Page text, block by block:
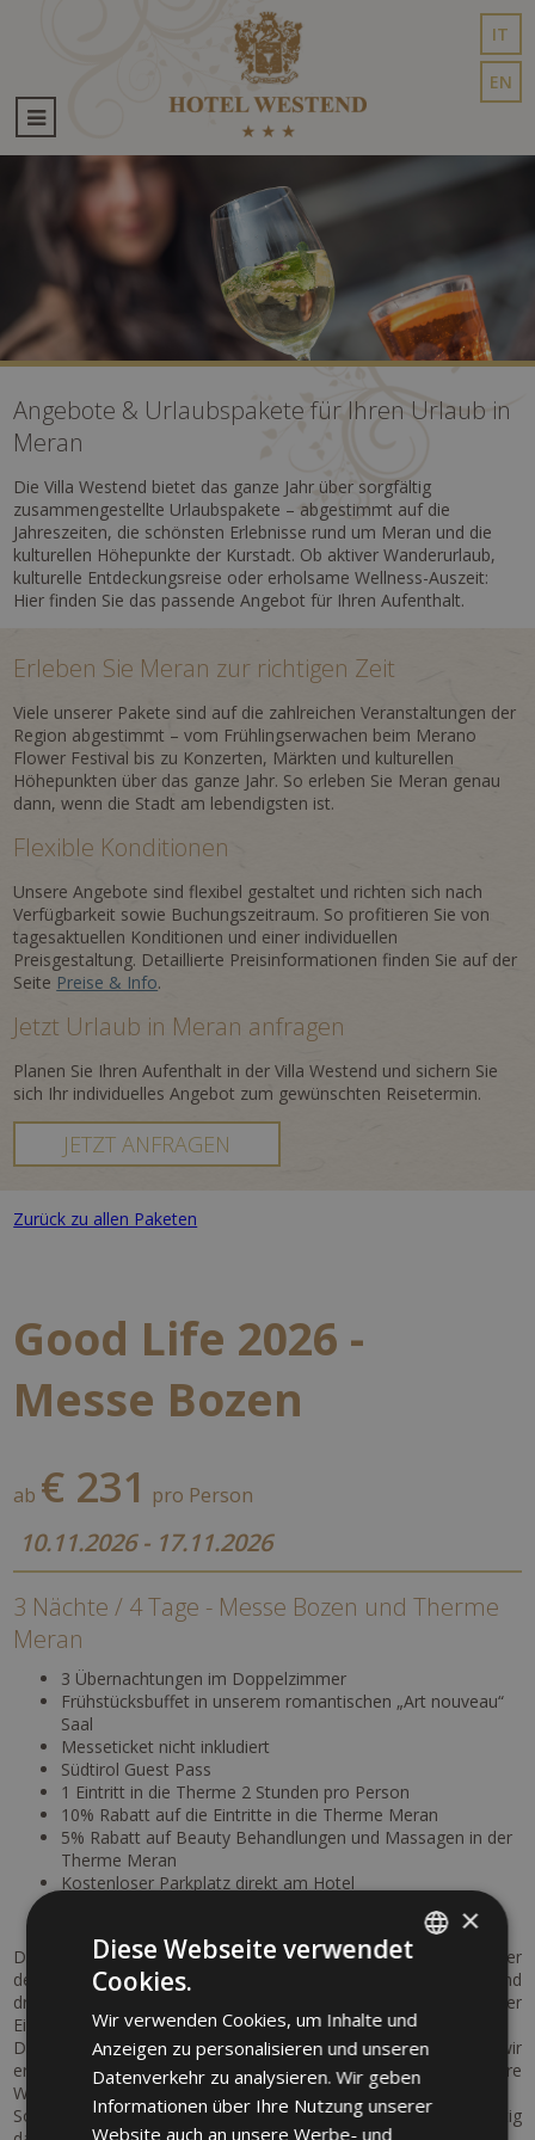
IT
EN
Angebote & Urlaubspakete für Ihren Urlaub in
Meran
Die Villa Westend bietet das ganze Jahr über sorgfältig
zusammengestellte Urlaubspakete – abgestimmt auf die
Jahreszeiten, die schönsten Erlebnisse rund um Meran und die
kulturellen Höhepunkte der Kurstadt. Ob aktiver Wanderurlaub,
kulturelle Entdeckungsreise oder erholsame Wellness-Auszeit:
Hier finden Sie das passende Angebot für Ihren Aufenthalt.
Erleben Sie Meran zur richtigen Zeit
Viele unserer Pakete sind auf die zahlreichen Veranstaltungen der
Region abgestimmt – vom Frühlingserwachen beim Merano
Flower Festival bis zu Konzerten, Märkten und kulturellen
Höhepunkten über das ganze Jahr. So erleben Sie Meran genau
dann, wenn die Stadt am lebendigsten ist.
Flexible Konditionen
Unsere Angebote sind flexibel gestaltet und richten sich nach
Verfügbarkeit sowie Buchungszeitraum. So profitieren Sie von
tagesaktuellen Konditionen und einer individuellen
Preisgestaltung. Detaillierte Preisinformationen finden Sie auf der
Seite Preise & Info.
Jetzt Urlaub in Meran anfragen
Planen Sie Ihren Aufenthalt in der Villa Westend und sichern Sie
sich Ihr individuelles Angebot zum gewünschten Reisetermin.
JETZT ANFRAGEN
Zurück zu allen Paketen
Good Life 2026 -
Messe Bozen
ab € 231 pro Person
10.11.2026 - 17.11.2026
3 Nächte / 4 Tage - Messe Bozen und Therme
Meran
3 Übernachtungen im Doppelzimmer
Frühstücksbuffet in unserem romantischen „Art nouveau“
Saal
Messeticket nicht inkludiert
Südtirol Guest Pass
1 Eintritt in die Therme 2 Stunden pro Person
10% Rabatt auf die Eintritte in die Therme Meran
5% Rabatt auf Beauty Behandlungen und Massagen in der
Therme Meran
Kostenloser Parkplatz direkt am Hotel
Dieses Urlaubspaket ist ideal für Besucher und Aussteller
der
Messe Good Life 2026 in Bozen
. Im Preis inkludiert sind
drei Übernachtungen mit Frühstück sowie ein zweistündiger
Eintritt in dieTherme von Meran.
Der Eintritt zur Messe ist im Paket nicht inkludiert, aber wir
erweitern gerne die Paketleistungen wenn Sie besondere
Wünsche haben.
Sollte dies der Fall sein, so informieren Sie uns bitte rechtzeitig
GERMAN
×
Diese Webseite verwendet
Cookies.
Wir verwenden Cookies, um Inhalte und
Anzeigen zu personalisieren und unseren
Datenverkehr zu analysieren. Wir geben
Informationen über Ihre Nutzung unserer
Website auch an unsere Werbe- und